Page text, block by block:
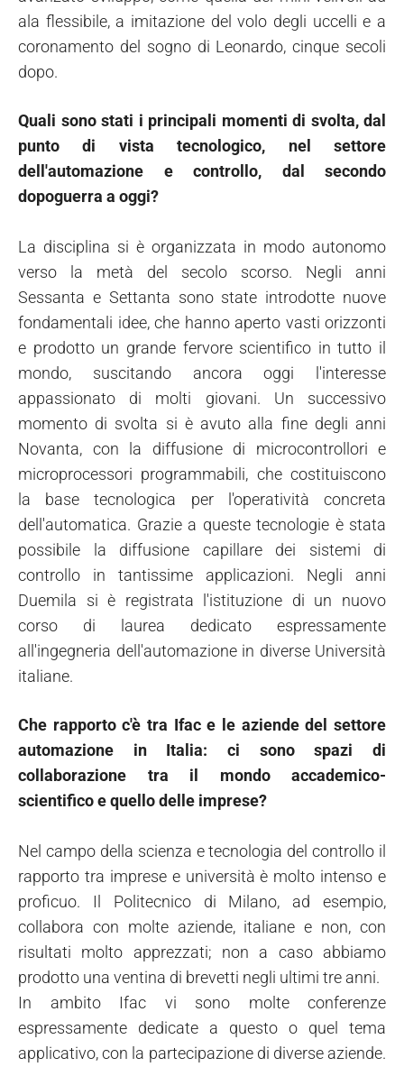
ala flessibile, a imitazione del volo degli uccelli e a
coronamento del sogno di Leonardo, cinque secoli
dopo.
Quali sono stati i principali momenti di svolta, dal
punto di vista tecnologico, nel settore
dell'automazione e controllo, dal secondo
dopoguerra a oggi?
La disciplina si è organizzata in modo autonomo
verso la metà del secolo scorso. Negli anni
Sessanta e Settanta sono state introdotte nuove
fondamentali idee, che hanno aperto vasti orizzonti
e prodotto un grande fervore scientifico in tutto il
mondo, suscitando ancora oggi l'interesse
appassionato di molti giovani. Un successivo
momento di svolta si è avuto alla fine degli anni
Novanta, con la diffusione di microcontrollori e
microprocessori programmabili, che costituiscono
la base tecnologica per l'operatività concreta
dell'automatica. Grazie a queste tecnologie è stata
possibile la diffusione capillare dei sistemi di
controllo in tantissime applicazioni. Negli anni
Duemila si è registrata l'istituzione di un nuovo
corso di laurea dedicato espressamente
all'ingegneria dell'automazione in diverse Università
italiane.
Che rapporto c'è tra Ifac e le aziende del settore
automazione in Italia: ci sono spazi di
collaborazione tra il mondo accademico-
scientifico e quello delle imprese?
Nel campo della scienza e tecnologia del controllo il
rapporto tra imprese e università è molto intenso e
proficuo. Il Politecnico di Milano, ad esempio,
collabora con molte aziende, italiane e non, con
risultati molto apprezzati; non a caso abbiamo
prodotto una ventina di brevetti negli ultimi tre anni.
In ambito Ifac vi sono molte conferenze
espressamente dedicate a questo o quel tema
applicativo, con la partecipazione di diverse aziende.